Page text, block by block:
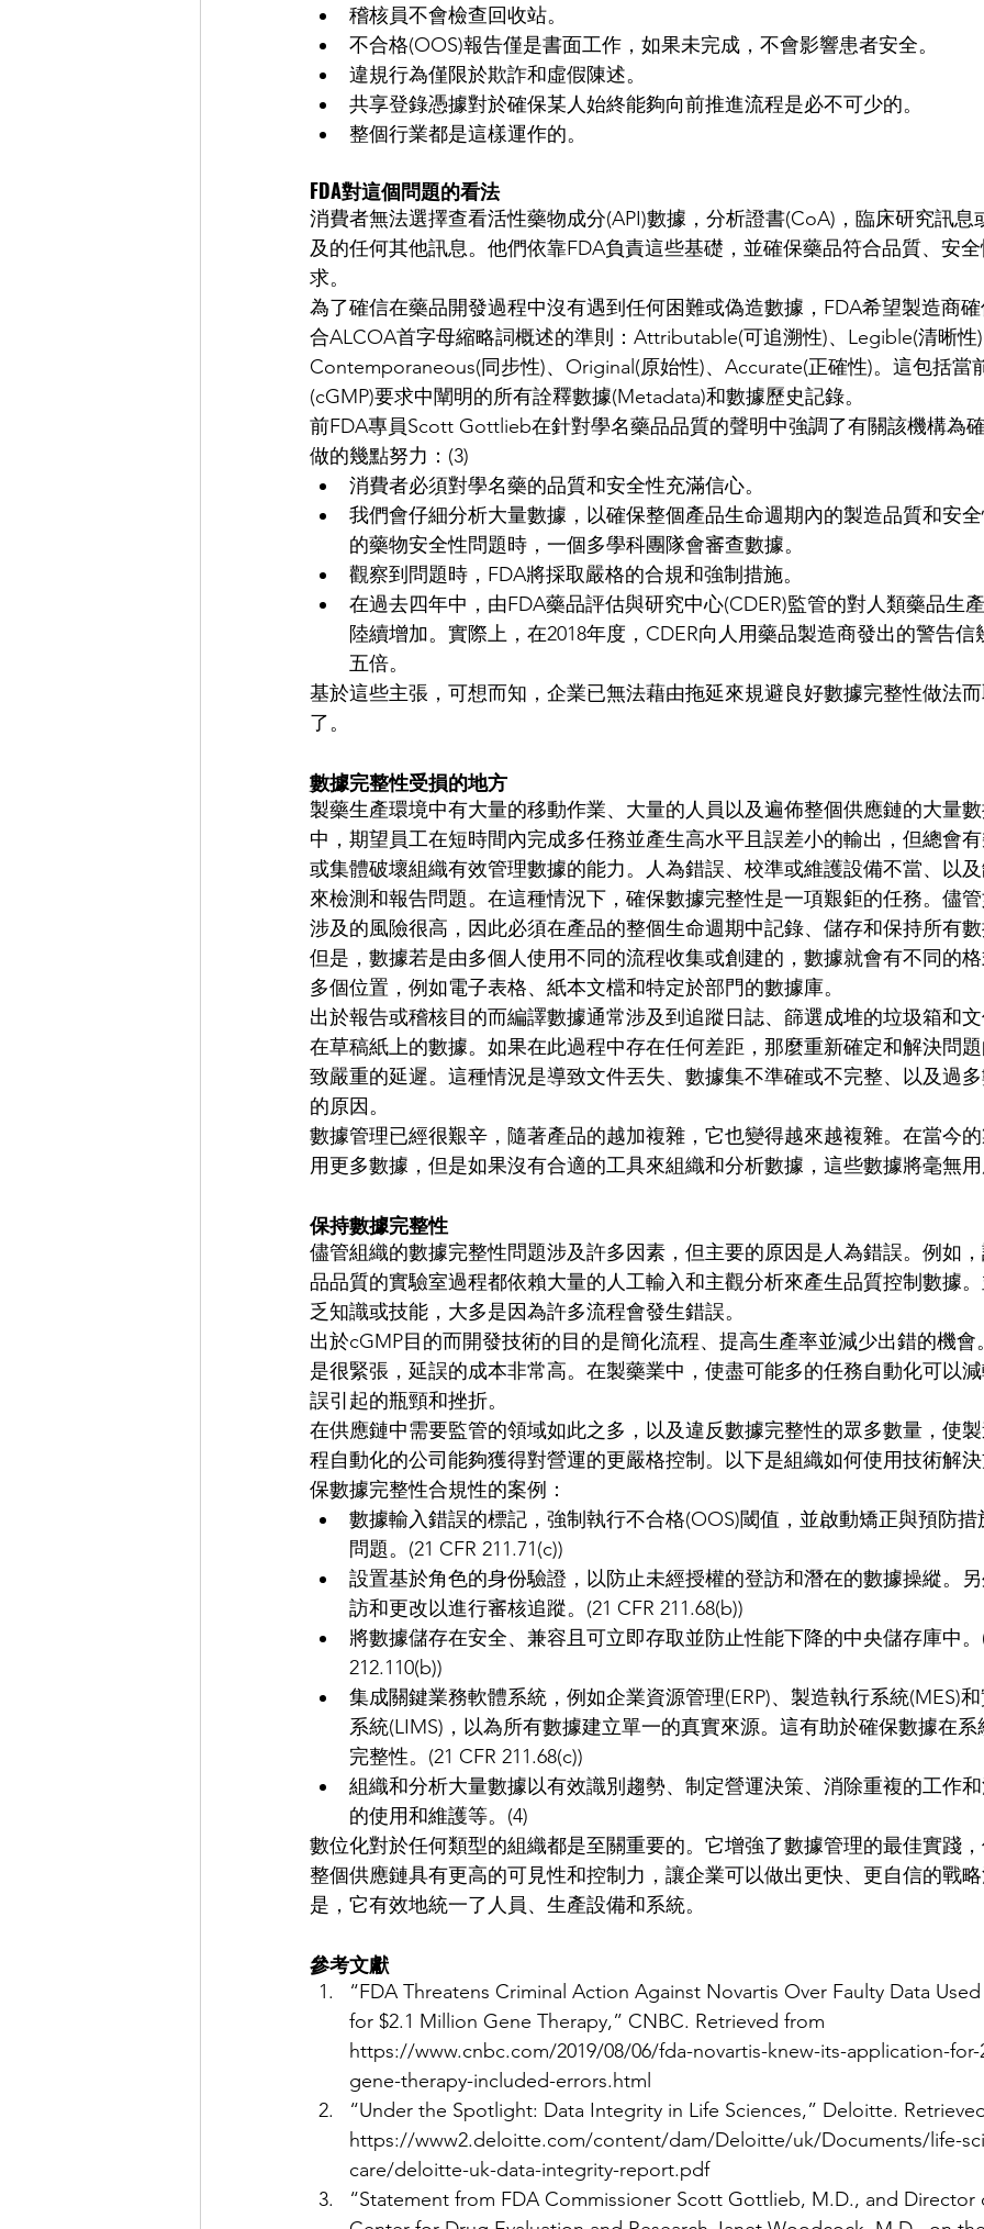
稽核員不會檢查回收站。
不合格(OOS)報告僅是書面工作，如果未完成，不會影響患者安全。
違規行為僅限於欺詐和虛假陳述。
共享登錄憑據對於確保某人始終能夠向前推進流程是必不可少的。
整個行業都是這樣運作的。
FDA對這個問題的看法
消費者無法選擇查看活性藥物成分(API)數據，分析證書(CoA)，臨床研究訊息
及的任何其他訊息。他們依靠FDA負責這些基礎，並確保藥品符合品質、安
求。
為了確信在藥品開發過程中沒有遇到任何困難或偽造數據，FDA希望製造商
合ALCOA首字母縮略詞概述的準則：Attributable(可追溯性)、Legible(清晰性
Contemporaneous(同步性)、Original(原始性)、Accurate(正確性)。這包括當
(cGMP)要求中闡明的所有詮釋數據(Metadata)和數據歷史記錄。
前FDA專員Scott Gottlieb在針對學名藥品品質的聲明中強調了有關該機構為
做的幾點努力：(3)
消費者必須對學名藥的品質和安全性充滿信心。
我們會仔細分析大量數據，以確保整個產品生命週期內的製造品質和安
的藥物安全性問題時，一個多學科團隊會審查數據。
觀察到問題時，FDA將採取嚴格的合規和強制措施。
在過去四年中，由FDA藥品評估與研究中心(CDER)監管的對人類藥品生
陸續增加。實際上，在2018年度，CDER向人用藥品製造商發出的警告信
五倍。
基於這些主張，可想而知，企業已無法藉由拖延來規避良好數據完整性做法
了。
數據完整性受損的地方
製藥生產環境中有大量的移動作業、大量的人員以及遍佈整個供應鏈的大量
中，期望員工在短時間內完成多任務並產生高水平且誤差小的輸出，但總會
或集體破壞組織有效管理數據的能力。人為錯誤、校準或維護設備不當、以
來檢測和報告問題。在這種情況下，確保數據完整性是一項艱鉅的任務。儘
涉及的風險很高，因此必須在產品的整個生命週期中記錄、儲存和保持所有
但是，數據若是由多個人使用不同的流程收集或創建的，數據就會有不同的
多個位置，例如電子表格、紙本文檔和特定於部門的數據庫。
出於報告或稽核目的而編譯數據通常涉及到追蹤日誌、篩選成堆的垃圾箱和
在草稿紙上的數據。如果在此過程中存在任何差距，那麼重新確定和解決問
致嚴重的延遲。這種情況是導致文件丟失、數據集不準確或不完整、以及過
的原因。
數據管理已經很艱辛，隨著產品的越加複雜，它也變得越來越複雜。在當今
用更多數據，但是如果沒有合適的工具來組織和分析數據，這些數據將毫無
保持數據完整性
儘管組織的數據完整性問題涉及許多因素，但主要的原因是人為錯誤。例如
品品質的實驗室過程都依賴大量的人工輸入和主觀分析來產生品質控制數據
乏知識或技能，大多是因為許多流程會發生錯誤。
出於cGMP目的而開發技術的目的是簡化流程、提高生產率並減少出錯的機會
是很緊張，延誤的成本非常高。在製藥業中，使盡可能多的任務自動化可以
誤引起的瓶頸和挫折。
在供應鏈中需要監管的領域如此之多，以及違反數據完整性的眾多數量，使
程自動化的公司能夠獲得對營運的更嚴格控制。以下是組織如何使用技術解
保數據完整性合規性的案例：
數據輸入錯誤的標記，強制執行不合格(OOS)閾值，並啟動矯正與預防措
問題。(21 CFR 211.71(c))
設置基於角色的身份驗證，以防止未經授權的登訪和潛在的數據操縱。
訪和更改以進行審核追蹤。(21 CFR 211.68(b))
將數據儲存在安全、兼容且可立即存取並防止性能下降的中央儲存庫中
212.110(b))
集成關鍵業務軟體系統，例如企業資源管理(ERP)、製造執行系統(MES)
系統(LIMS)，以為所有數據建立單一的真實來源。這有助於確保數據在
完整性。(21 CFR 211.68(c))
組織和分析大量數據以有效識別趨勢、制定營運決策、消除重複的工作
的使用和維護等。(4)
數位化對於任何類型的組織都是至關重要的。它增強了數據管理的最佳實踐
整個供應鏈具有更高的可見性和控制力，讓企業可以做出更快、更自信的戰
是，它有效地統一了人員、生產設備和系統。
參考文獻
“FDA Threatens Criminal Action Against Novartis Over Faulty Data
for $2.1 Million Gene Therapy,” CNBC. Retrieved from
https://www.cnbc.com/2019/08/06/fda-novartis-knew-its-application-
gene-therapy-included-errors.html
“Under the Spotlight: Data Integrity in Life Sciences,” Deloitte.
https://www2.deloitte.com/content/dam/Deloitte/uk/Documents/life-
care/deloitte-uk-data-integrity-report.pdf
“Statement from FDA Commissioner Scott Gottlieb, M.D., and Director